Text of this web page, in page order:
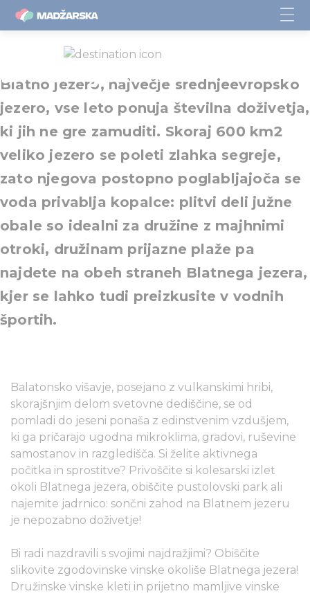
Blatno jezero
Blatno jezero, največje srednjeevropsko
jezero, vse leto ponuja številna doživetja,
ki jih ne gre zamuditi. Skoraj 600 km2
veliko jezero se poleti zlahka segreje,
zato njegova postopno poglabljajoča se
voda privablja kopalce: plitvi deli južne
obale so idealni za družine z majhnimi
otroki, družinam prijazne plaže pa
najdete na obeh straneh Blatnega jezera,
kjer se lahko tudi preizkusite v vodnih
športih.
Balatonsko višavje, posejano z vulkanskimi hribi,
skorajšnjim delom svetovne dediščine, se od
pomladi do jeseni ponaša z edinstvenim vzdušjem,
ki ga pričarajo ugodna mikroklima, gradovi, ruševine
samostanov in razgledišča. Si želite aktivnega
počitka in sprostitve? Privoščite si kolesarski izlet
okoli Blatnega jezera, obiščite pustolovski park ali
najemite jadrnico: sončni zahod na Blatnem jezeru
je nepozabno doživetje!
Bi radi nazdravili s svojimi najdražjimi? Obiščite
slikovite zgodovinske vinske okoliše Blatnega jezera!
Družinske vinske kleti in prijetno mamljive vinske